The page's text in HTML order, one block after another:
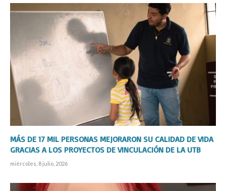
MÁS DE 17 MIL PERSONAS MEJORARON SU CALIDAD DE VIDA
GRACIAS A LOS PROYECTOS DE VINCULACIÓN DE LA UTB
miércoles, 8 julio, 2026